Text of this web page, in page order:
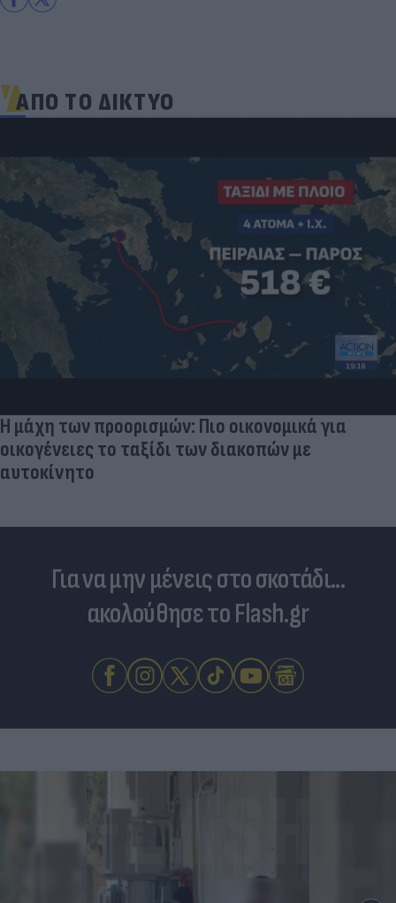
ΑΠΟ ΤΟ ΔΙΚΤΥΟ
Η μάχη των προορισμών: Πιο οικονομικά για
οικογένειες το ταξίδι των διακοπών με
αυτοκίνητο
Για να μην μένεις στο σκοτάδι...
ακολούθησε το Flash.gr